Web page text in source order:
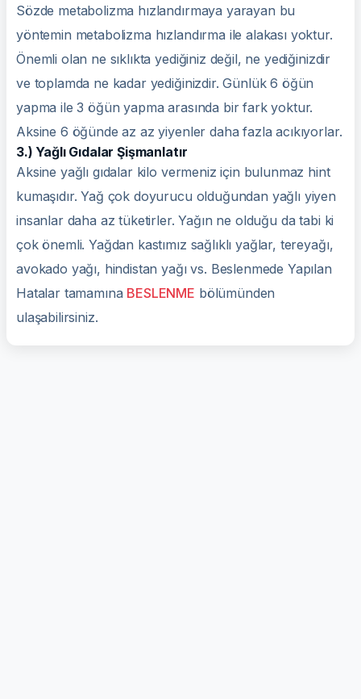
Sözde metabolizma hızlandırmaya yarayan bu
yöntemin metabolizma hızlandırma ile alakası yoktur.
Önemli olan ne sıklıkta yediğiniz değil, ne yediğinizdir
ve toplamda ne kadar yediğinizdir. Günlük 6 öğün
yapma ile 3 öğün yapma arasında bir fark yoktur.
Aksine 6 öğünde az az yiyenler daha fazla acıkıyorlar.
3.) Yağlı Gıdalar Şişmanlatır
Aksine yağlı gıdalar kilo vermeniz için bulunmaz hint
kumaşıdır. Yağ çok doyurucu olduğundan yağlı yiyen
insanlar daha az tüketirler. Yağın ne olduğu da tabi ki
çok önemli. Yağdan kastımız sağlıklı yağlar, tereyağı,
avokado yağı, hindistan yağı vs. Beslenmede Yapılan
Hatalar tamamına BESLENME bölümünden
ulaşabilirsiniz.